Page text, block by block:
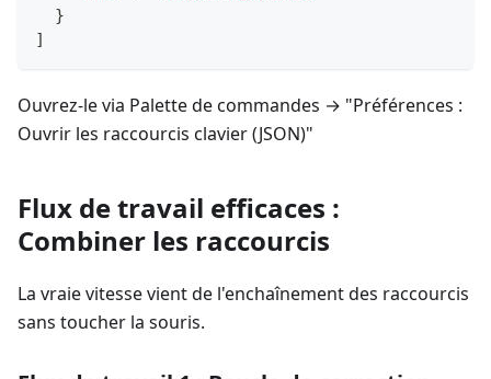
}
]
Ouvrez-le via Palette de commandes → "Préférences :
Ouvrir les raccourcis clavier (JSON)"
Flux de travail efficaces :
Combiner les raccourcis
La vraie vitesse vient de l'enchaînement des raccourcis
sans toucher la souris.